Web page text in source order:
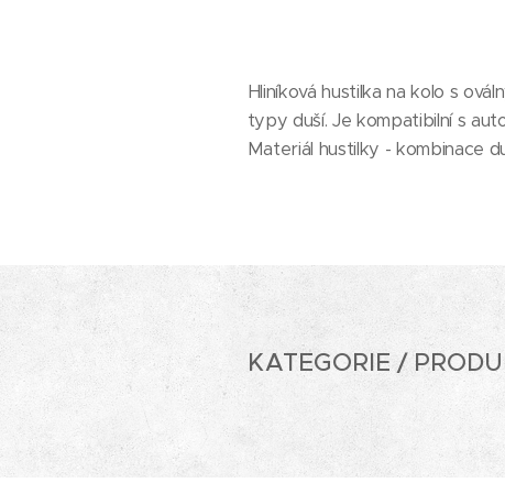
Hliníková hustilka na kolo s
typy duší. Je kompatibilní s
Materiál hustilky - kombinace
KATEGORIE /